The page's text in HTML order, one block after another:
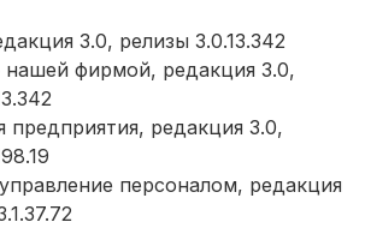
3.0, релизы 3.0.13.342
нашей фирмой, редакция 3.0,
предприятия, редакция 3.0,
персоналом, редакция